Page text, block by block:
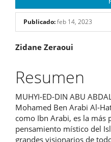
Publicado:feb 14, 2023
Contenido
principal
del
artículo
Zidane Zeraoui
Resumen
MUHYI-ED-DIN ABU
Mohamed Ben Arabi Al-
como Ibn Arabi, es la más
pensamiento místico del
grandes visionarios de